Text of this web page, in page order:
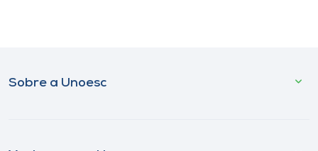
Sobre a Unoesc